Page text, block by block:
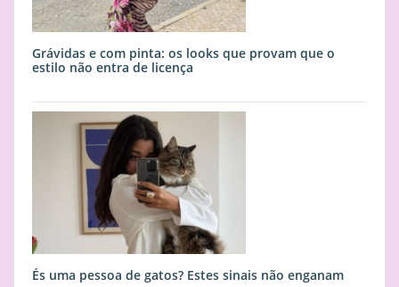
Grávidas e com pinta: os looks que provam que o
estilo não entra de licença
És uma pessoa de gatos? Estes sinais não enganam